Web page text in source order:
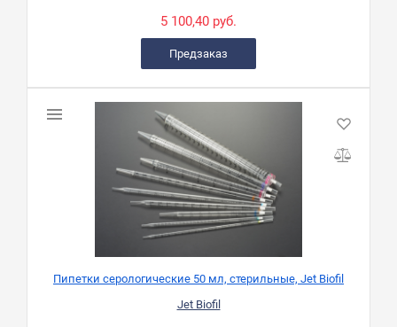
5 100,40 руб.
Предзаказ
Пипетки серологические 50 мл, стерильные, Jet Biofil
Jet Biofil